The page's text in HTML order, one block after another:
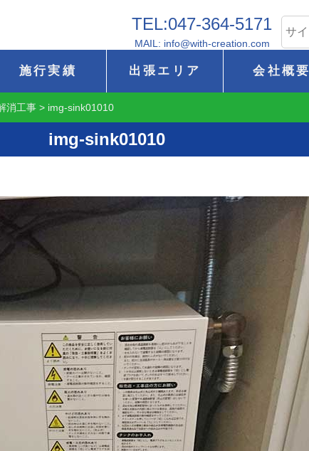
TEL:047-364-5171
MAIL: info@with-creation.com
施行実績 出張エリア 会社概要
消工事 > img-sink01010
img-sink01010